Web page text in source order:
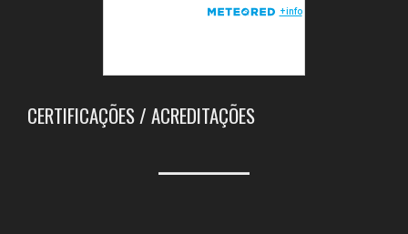
CERTIFICAÇÕES / ACREDITAÇÕES